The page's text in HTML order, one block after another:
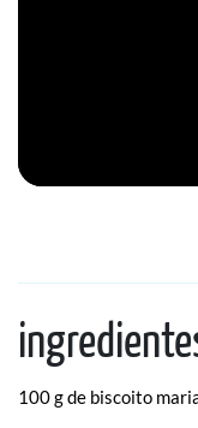
100 g de biscoito